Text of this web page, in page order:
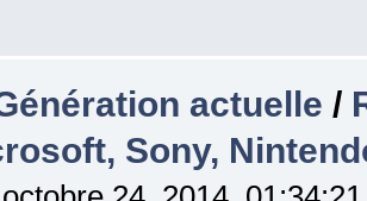
actuelle /
Sony,